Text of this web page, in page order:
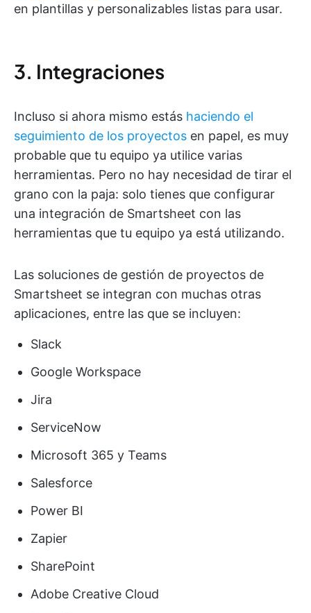
en plantillas y personalizables listas para usar.
3. Integraciones
Incluso si ahora mismo estás haciendo el
seguimiento de los proyectos en papel, es muy
probable que tu equipo ya utilice varias
herramientas. Pero no hay necesidad de tirar el
grano con la paja: solo tienes que configurar
una integración de Smartsheet con las
herramientas que tu equipo ya está utilizando.
Las soluciones de gestión de proyectos de
Smartsheet se integran con muchas otras
aplicaciones, entre las que se incluyen:
Slack
Google Workspace
Jira
ServiceNow
Microsoft 365 y Teams
Salesforce
Power BI
Zapier
SharePoint
Adobe Creative Cloud